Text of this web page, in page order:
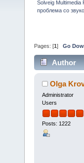
Solveig Multimedia
проблема со
Pages: [1 ] Go
Author
Olga
Administrator
Users
Posts: 1222